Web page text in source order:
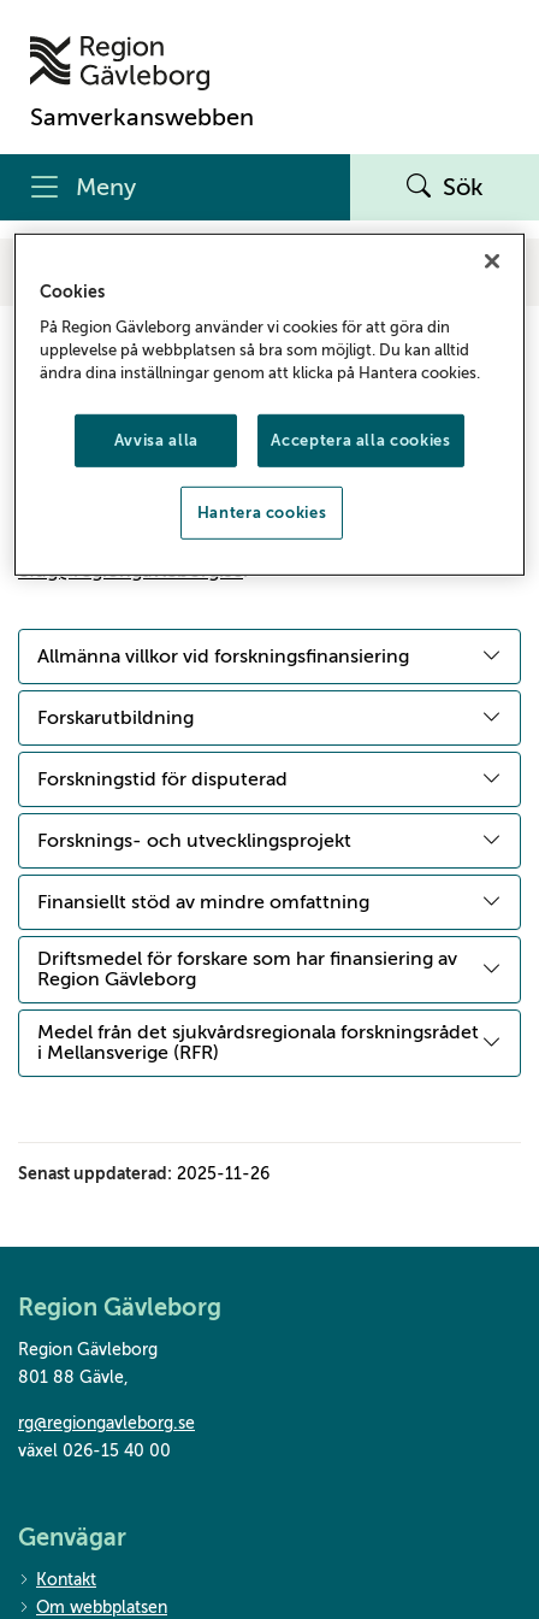
Samverkanswebben
Meny Sök
Forskning och utveckling
Forskningsfinansiering
Forskningsfinansiering
Anställda i Region Gävleborg kan söka interna medel
för forskning. Det finns flera olika
finansieringsmöjligheter. Mer information om
Du är också välkommen att kontakta
cfug@regiongavleborg.se.
Allmänna villkor vid forskningsfinansiering
Forskarutbildning
Forskningstid för disputerad
Forsknings- och utvecklingsprojekt
Finansiellt stöd av mindre omfattning
Driftsmedel för forskare som har finansiering av
Region Gävleborg
Medel från det sjukvårdsregionala forskningsrådet
i Mellansverige (RFR)
Senast uppdaterad: 2025-11-26
Region Gävleborg
Region Gävleborg
801 88 Gävle,
rg@regiongavleborg.se
växel 026-15 40 00
Genvägar
Kontakt
Om webbplatsen
Cookies
På Region Gävleborg använder vi cookies för att göra din
upplevelse på webbplatsen så bra som möjligt. Du kan alltid
ändra dina inställningar genom att klicka på Hantera cookies.
Avvisa alla Acceptera alla cookies
Hantera cookies